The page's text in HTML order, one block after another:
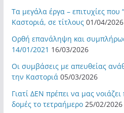
Τα μεγάλα έργα – επιτυχίες
Καστοριά, σε τίτλους 01/04/2026
Ορθή επανάληψη και
14/01/2021 16/03/2026
Οι συμβάσεις με απευθείας
την Καστοριά 05/03/2026
Γιατί ΔΕΝ πρέπει να μας
δομές το τετραήμερο 25/02/2026